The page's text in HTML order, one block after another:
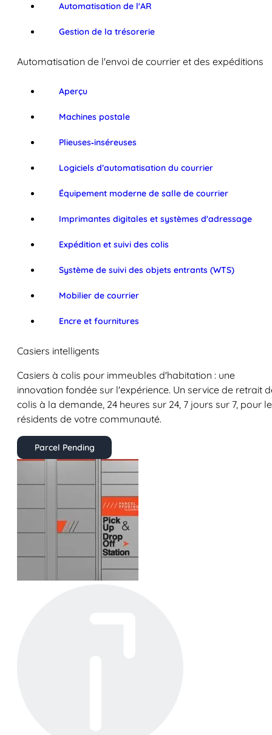
Automatisation de l'AR
Gestion de la trésorerie
Automatisation de l'envoi de courrier et des expéditions
Aperçu
Machines postale
Plieuses‑inséreuses
Logiciels d’automatisation du courrier
Équipement moderne de salle de courrier
Imprimantes digitales et systèmes d'adressage
Expédition et suivi des colis
Système de suivi des objets entrants (WTS)
Mobilier de courrier
Encre et fournitures
Casiers intelligents
Casiers à colis pour immeubles d'habitation : une
innovation fondée sur l'expérience. Un service de retrait
colis à la demande, 24 heures sur 24, 7 jours sur 7, pour
résidents de votre communauté.
Parcel Pending